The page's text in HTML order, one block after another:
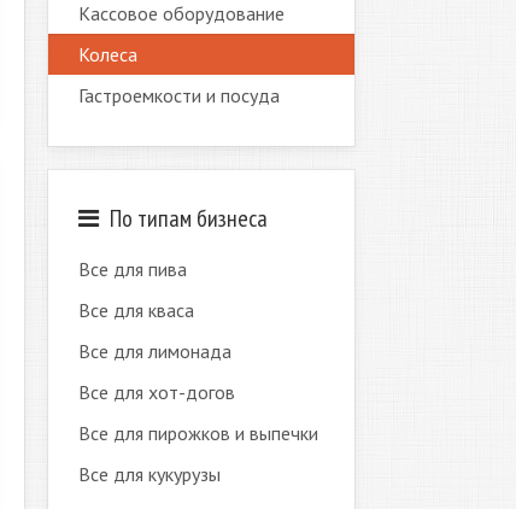
Кассовое оборудование
Колеса
Гастроемкости и посуда
По типам бизнеса
Все для пива
Все для кваса
Все для лимонада
Все для хот-догов
Все для пирожков и выпечки
Все для кукурузы